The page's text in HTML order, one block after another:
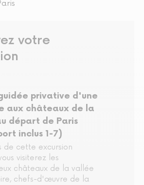
votre
privative d'une
aux châteaux de la
départ de Paris
inclus 1-7)
de cette excursion
visiterez les
châteaux de la vallée
chefs-d'œuvre de la